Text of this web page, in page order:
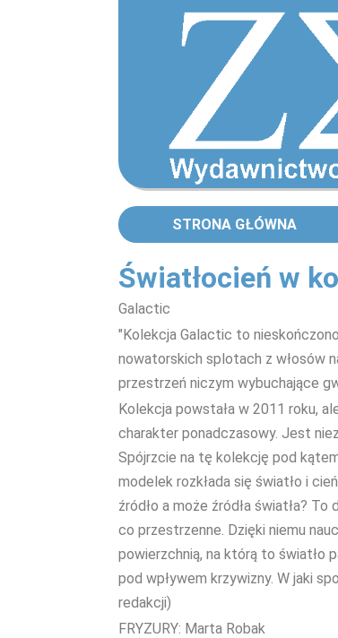
STRONA GŁÓWNA
Światłocień w
Galactic
"Kolekcja Galactic to
nowatorskich splotach z włosów
przestrzeń niczym wybuchające
Kolekcja powstała w 2011 roku,
charakter ponadczasowy. Jest
Spójrzcie na tę kolekcję pod
modelek rozkłada się światło i
źródło a może źródła światła?
co przestrzenne. Dzięki niemu
powierzchnią, na którą to światło
pod wpływem krzywizny. W jaki
redakcji)
FRYZURY: Marta Robak